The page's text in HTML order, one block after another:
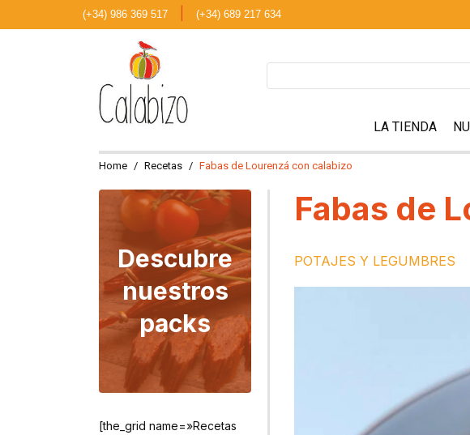
(+34) 986 369 517 (+34) 689 217 634
LA TIENDA
Home Recetas Fabas de Lourenzá con calabizo
Descubre
nuestros
packs
[the_grid name=»Recetas
Fabas de
POTAJES Y LEGUMBRES